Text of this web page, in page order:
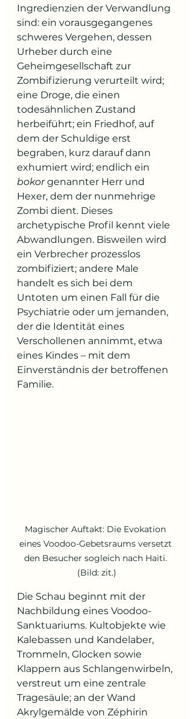
Ingredienzien der Verwandlung
sind: ein vorausgegangenes
schweres Vergehen, dessen
Urheber durch eine
Geheimgesellschaft zur
Zombifizierung verurteilt wird;
eine Droge, die einen
todesähnlichen Zustand
herbeiführt; ein Friedhof, auf
dem der Schuldige erst
begraben, kurz darauf dann
exhumiert wird; endlich ein
bokor genannter Herr und
Hexer, dem der nunmehrige
Zombi dient. Dieses
archetypische Profil kennt viele
Abwandlungen. Bisweilen wird
ein Verbrecher prozesslos
zombifiziert; andere Male
handelt es sich bei dem
Untoten um einen Fall für die
Psychiatrie oder um jemanden,
der die Identität eines
Verschollenen annimmt, etwa
eines Kindes – mit dem
Einverständnis der betroffenen
Familie.
Magischer Auftakt: Die Evokation
eines Voodoo-Gebetsraums versetzt
den Besucher sogleich nach Haiti.
(Bild: zit.)
Die Schau beginnt mit der
Nachbildung eines Voodoo-
Sanktuariums. Kultobjekte wie
Kalebassen und Kandelaber,
Trommeln, Glocken sowie
Klappern aus Schlangenwirbeln,
verstreut um eine zentrale
Tragesäule; an der Wand
Akrylgemälde von Zéphirin